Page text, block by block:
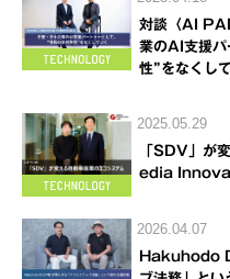
対談〈AI
業のAI支援パ
性”をなくし
2025.05.29
「SDV」が
edia
2026.04.07
Hakuhodo